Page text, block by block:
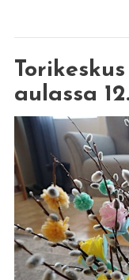
aulassa